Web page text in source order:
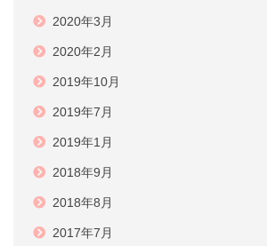
2020年3月
2020年2月
2019年10月
2019年7月
2019年1月
2018年9月
2018年8月
2017年7月